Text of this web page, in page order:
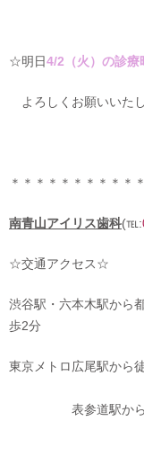
☆明日4/2（火）の診
よろしくお願いいたし
＊＊＊＊＊＊＊＊＊＊
南青山アイリス歯科(℡:
☆交通アクセス☆
渋谷駅・六本木駅から
歩2分
東京メトロ広尾駅から
表参道駅から徒